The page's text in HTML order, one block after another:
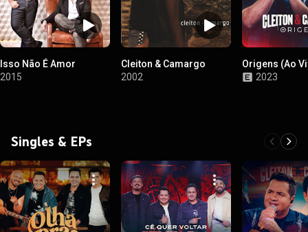
Isso Não É Amor
2015
Cleiton & Camargo
2002
Origens (Ao
2023
Singles & EPs